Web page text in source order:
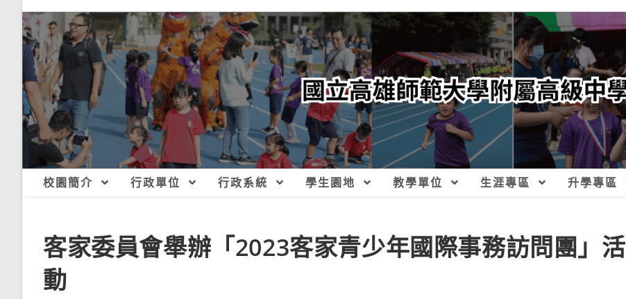
校園簡介 行政單位 行政系統 學生園地 教學單位 生涯專區 升學專區
客家委員會舉辦「2023客家青少年國際事務訪問團」活
動